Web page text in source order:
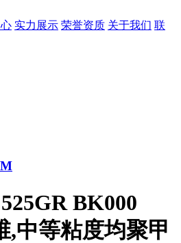
实力展示 荣誉资质 关于我们 联
BK000
,中等粘度均聚甲